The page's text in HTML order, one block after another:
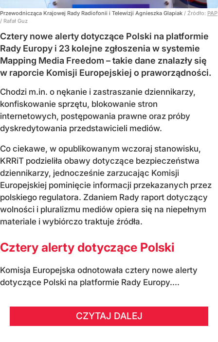
Przewodnicząca Krajowej Rady Radiofonii i Telewizji Agnieszka Glapiak / Źródło: PAP
/ Rafał Guz
Cztery nowe alerty dotyczące Polski na platformie
Rady Europy i 23 kolejne zgłoszenia w systemie
Mapping Media Freedom – takie dane znalazły się
w raporcie Komisji Europejskiej o praworządności.
Chodzi m.in. o nękanie i zastraszanie dziennikarzy,
konfiskowanie sprzętu, blokowanie stron
internetowych, postępowania prawne oraz próby
dyskredytowania przedstawicieli mediów.
Co ciekawe, w opublikowanym wczoraj stanowisku,
KRRiT podzieliła obawy dotyczące bezpieczeństwa
dziennikarzy, jednocześnie zarzucając Komisji
Europejskiej pominięcie informacji przekazanych przez
polskiego regulatora. Zdaniem Rady raport dotyczący
wolności i pluralizmu mediów opiera się na niepełnym
materiale i wybiórczo traktuje źródła.
Cztery alerty dotyczące Polski
Komisja Europejska odnotowała cztery nowe alerty
dotyczące Polski na platformie Rady Europy....
CZYTAJ DALEJ